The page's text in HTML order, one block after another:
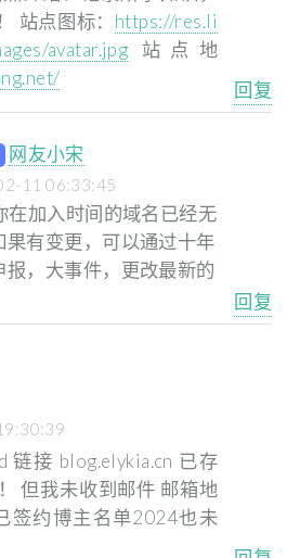
站点图标： https://res.li
avatar.jpg
站点地
回复
网友小宋
11 06:33:45
在加入时间的域名已经无
果有变更，可以通过十年
报，大事件，更改最新的
回复
链接 blog.elykia.cn 已存
但我未收到邮件 邮箱地
签约博主名单2024也未